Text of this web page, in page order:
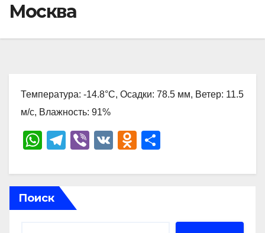
Москва
Температура: -14.8°C, Осадки: 78.5 мм, Ветер: 11.5
м/с, Влажность: 91%
W
at
s
A
T
e
gr
a
Vi
er
V
O
n
р
Поиск